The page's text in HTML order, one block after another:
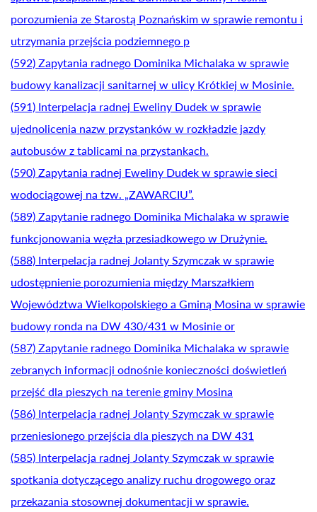
porozumienia ze Starostą Poznańskim w sprawie remontu i
utrzymania przejścia podziemnego p
(592) Zapytania radnego Dominika Michalaka w sprawie
budowy kanalizacji sanitarnej w ulicy Krótkiej w Mosinie.
(591) Interpelacja radnej Eweliny Dudek w sprawie
ujednolicenia nazw przystanków w rozkładzie jazdy
autobusów z tablicami na przystankach.
(590) Zapytania radnej Eweliny Dudek w sprawie sieci
wodociągowej na tzw. „ZAWARCIU”.
(589) Zapytanie radnego Dominika Michalaka w sprawie
funkcjonowania węzła przesiadkowego w Drużynie.
(588) Interpelacja radnej Jolanty Szymczak w sprawie
udostępnienie porozumienia między Marszałkiem
Województwa Wielkopolskiego a Gminą Mosina w sprawie
budowy ronda na DW 430/431 w Mosinie or
(587) Zapytanie radnego Dominika Michalaka w sprawie
zebranych informacji odnośnie konieczności doświetleń
przejść dla pieszych na terenie gminy Mosina
(586) Interpelacja radnej Jolanty Szymczak w sprawie
przeniesionego przejścia dla pieszych na DW 431
(585) Interpelacja radnej Jolanty Szymczak w sprawie
spotkania dotyczącego analizy ruchu drogowego oraz
przekazania stosownej dokumentacji w sprawie.